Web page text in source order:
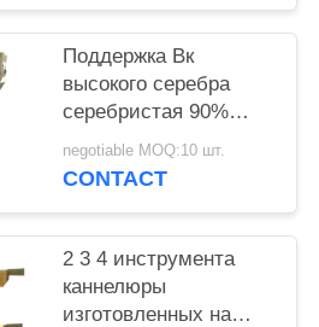
Поддержка Вк
высокого серебра
серебристая 90%
торцевой фрезы
питания Индексабле
negotiable MOQ:10 шт.
CONTACT
2 3 4 инструмента
каннелюры
изготовленных на